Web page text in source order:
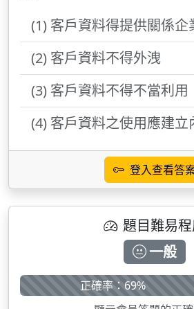
(1) 客戶資料得提供關係企
(2) 客戶資料不得外洩
(3) 客戶資料不得不當利用
(4) 客戶資料之使用應建立
登入查看答
題目難易
一般
正確率：69%